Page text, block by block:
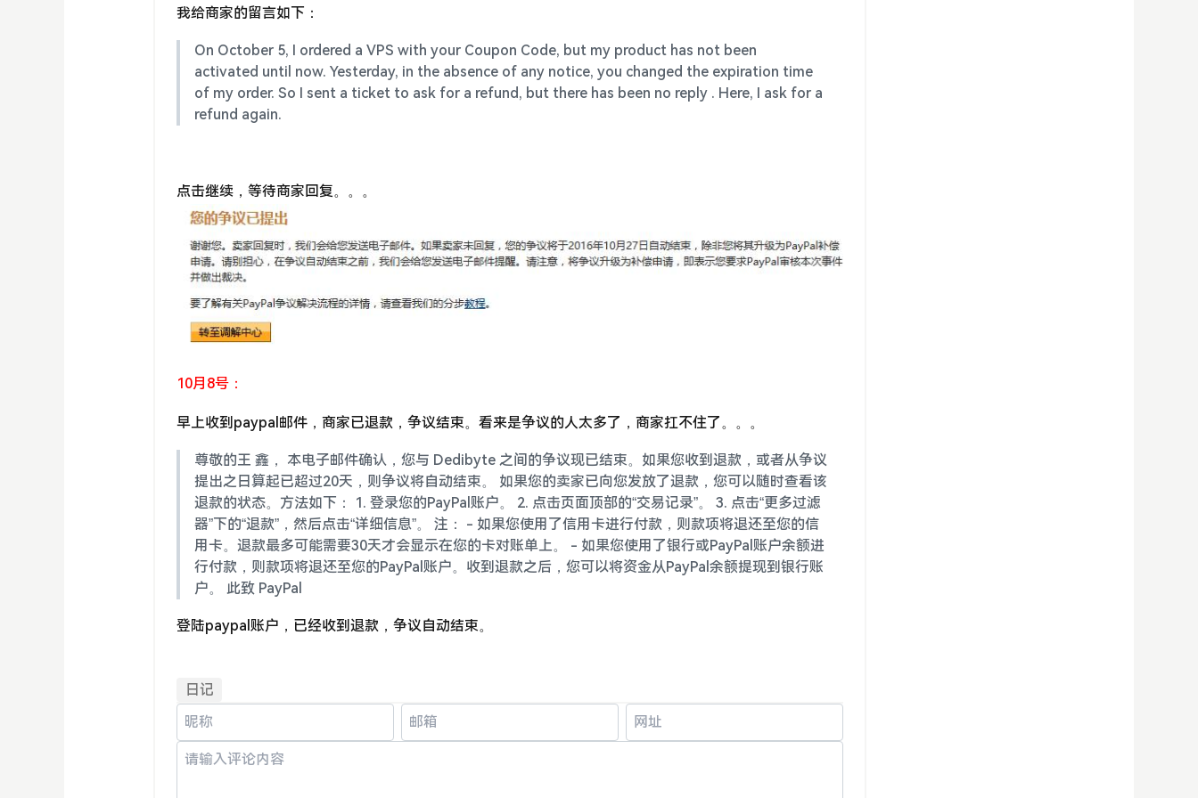
我给商家的留言如下：
On October 5, I ordered a VPS with your Coupon Code, but my product has not been
activated until now. Yesterday, in the absence of any notice, you changed the expiration time
of my order. So I sent a ticket to ask for a refund, but there has been no reply . Here, I ask for a
refund again.
点击继续，等待商家回复。。。
10月8号：
早上收到paypal邮件，商家已退款，争议结束。看来是争议的人太多了，商家扛不住了。。。
尊敬的王 鑫， 本电子邮件确认，您与 Dedibyte 之间的争议现已结束。如果您收到退款，或者从争议
提出之日算起已超过20天，则争议将自动结束。 如果您的卖家已向您发放了退款，您可以随时查看该
退款的状态。方法如下： 1. 登录您的PayPal账户。 2. 点击页面顶部的“交易记录”。 3. 点击“更多过滤
器”下的“退款”，然后点击“详细信息”。 注： - 如果您使用了信用卡进行付款，则款项将退还至您的信
用卡。退款最多可能需要30天才会显示在您的卡对账单上。 - 如果您使用了银行或PayPal账户余额进
行付款，则款项将退还至您的PayPal账户。收到退款之后，您可以将资金从PayPal余额提现到银行账
户。 此致 PayPal
登陆paypal账户，已经收到退款，争议自动结束。
日记